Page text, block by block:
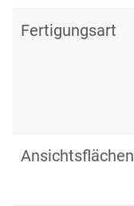
Fertigungsart
Ansichtsflächen